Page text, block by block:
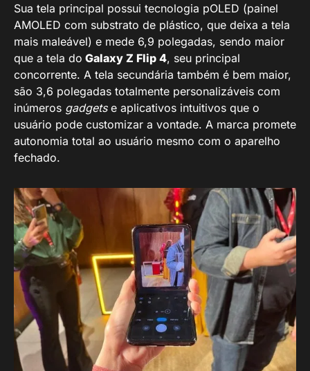
Sua tela principal possui tecnologia pOLED (painel
AMOLED com substrato de plástico, que deixa a tela
mais maleável) e mede 6,9 polegadas, sendo maior
que a tela do Galaxy Z Flip 4, seu principal
concorrente. A tela secundária também é bem maior,
são 3,6 polegadas totalmente personalizáveis com
inúmeros gadgetse aplicativos intuitivos que o
usuário pode customizar a vontade. A marca promete
autonomia total ao usuário mesmo com o aparelho
fechado.